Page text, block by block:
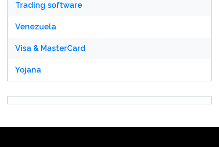
Trading software
Venezuela
Visa & MasterCard
Yojana